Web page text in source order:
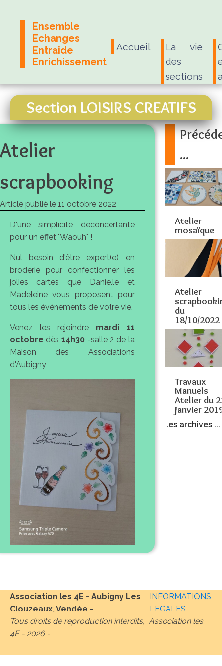
Ensemble
Echanges
Entraide
Enrichissement
Accueil
La vie
des
sections
Section LOISIRS CREATIFS
Atelier
scrapbooking
Article publié le 11 octobre 2022
D'une simplicité déconcertante
pour un effet "Waouh" !
Nul besoin d'être expert(e) en
broderie pour confectionner les
jolies cartes que Danielle et
Madeleine vous proposent pour
tous les évènements de votre vie.
Venez les rejoindre mardi 11
octobre dès 14h30 -salle 2 de la
Maison des Associations
d'Aubigny
...
Atelier
mosaïque
Atelier
du
18/10/2022
Travaux
Manuels
Atelier du
janvier
les archives ...
Association les 4E - Aubigny Les
Clouzeaux, Vendée -
INFORMATIONS
LEGALES
Tous droits de reproduction interdits, Association les
4E - 2026-